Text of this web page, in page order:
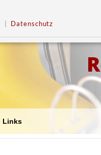
Datenschutz
Links